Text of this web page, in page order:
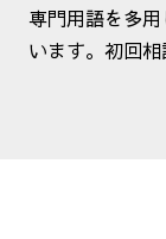
専門用語を多
います。初回